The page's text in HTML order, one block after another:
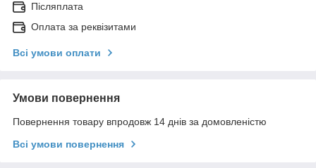
Післяплата
Оплата за реквізитами
Всі умови оплати
Умови повернення
Повернення товару впродовж 14 днів за домовленістю
Всі умови повернення